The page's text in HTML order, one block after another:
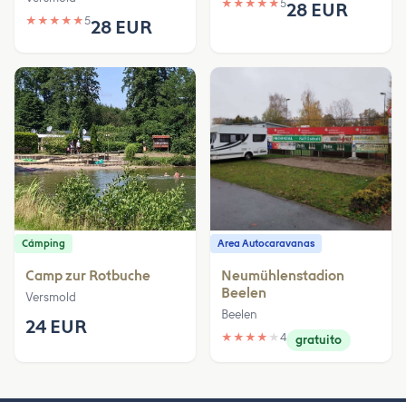
★ ★ ★ ★ ★528 EUR
★ ★ ★ ★ ★528 EUR
Cámping
Camp zur Rotbuche
Versmold
24 EUR
Area Autocaravanas
Neumühlenstadion
Beelen
Beelen
★ ★ ★ ★ ★ 4 gratuito